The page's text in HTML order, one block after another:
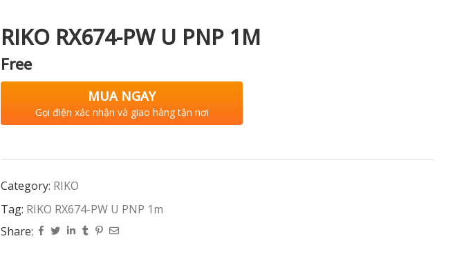
RIKO RX674-PW U PNP 1M
Free
MUA NGAY
Gọi điện xác nhận và giao hàng tận nơi
Category: RIKO
Tag: RIKO RX674-PW U PNP 1m
Share: